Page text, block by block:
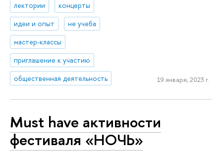
лектории
концерты
идеи и опыт
не учеба
мастер-классы
приглашение к участию
общественная деятельность
19 января, 2023 г.
Must have активности
фестиваля «НОЧЬ»